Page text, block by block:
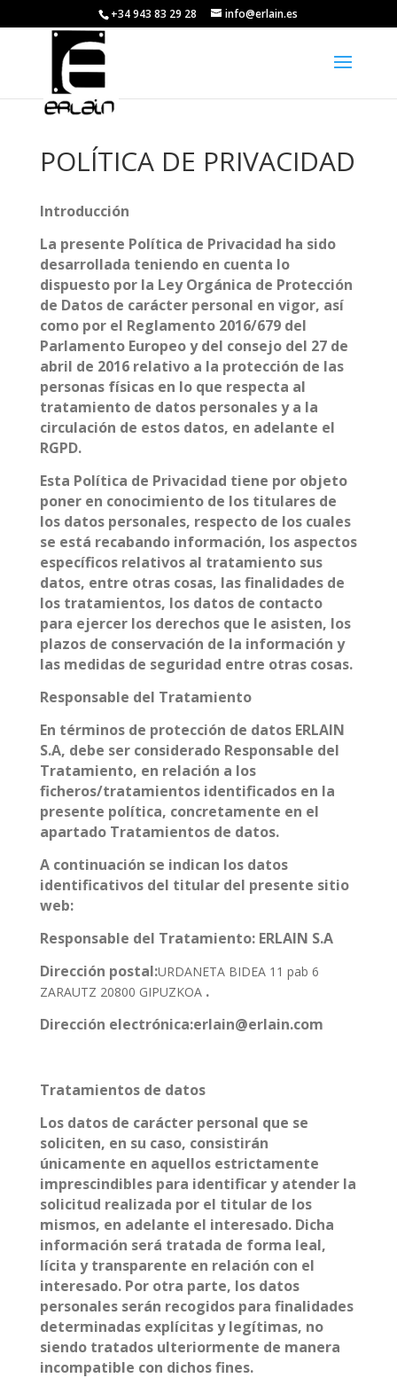
+34 943 83 29 28 info@erlain.es
POLÍTICA DE PRIVACIDAD
Introducción
La presente Política de Privacidad ha sido
desarrollada teniendo en cuenta lo
dispuesto por la Ley Orgánica de Protección
de Datos de carácter personal en vigor, así
como por el Reglamento 2016/679 del
Parlamento Europeo y del consejo del 27 de
abril de 2016 relativo a la protección de las
personas físicas en lo que respecta al
tratamiento de datos personales y a la
circulación de estos datos, en adelante el
RGPD.
Esta Política de Privacidad tiene por objeto
poner en conocimiento de los titulares de
los datos personales, respecto de los cuales
se está recabando información, los aspectos
específicos relativos al tratamiento sus
datos, entre otras cosas, las finalidades de
los tratamientos, los datos de contacto
para ejercer los derechos que le asisten, los
plazos de conservación de la información y
las medidas de seguridad entre otras cosas.
Responsable del Tratamiento
En términos de protección de datos ERLAIN
S.A, debe ser considerado Responsable del
Tratamiento, en relación a los
ficheros/tratamientos identificados en la
presente política, concretamente en el
apartado Tratamientos de datos.
A continuación se indican los datos
identificativos del titular del presente sitio
web:
Responsable del Tratamiento: ERLAIN S.A
Dirección postal:URDANETA BIDEA 11 pab 6
ZARAUTZ 20800 GIPUZKOA .
Dirección electrónica:erlain@erlain.com
Tratamientos de datos
Los datos de carácter personal que se
soliciten, en su caso, consistirán
únicamente en aquellos estrictamente
imprescindibles para identificar y atender la
solicitud realizada por el titular de los
mismos, en adelante el interesado. Dicha
información será tratada de forma leal,
lícita y transparente en relación con el
interesado. Por otra parte, los datos
personales serán recogidos para finalidades
determinadas explícitas y legítimas, no
siendo tratados ulteriormente de manera
incompatible con dichos fines.